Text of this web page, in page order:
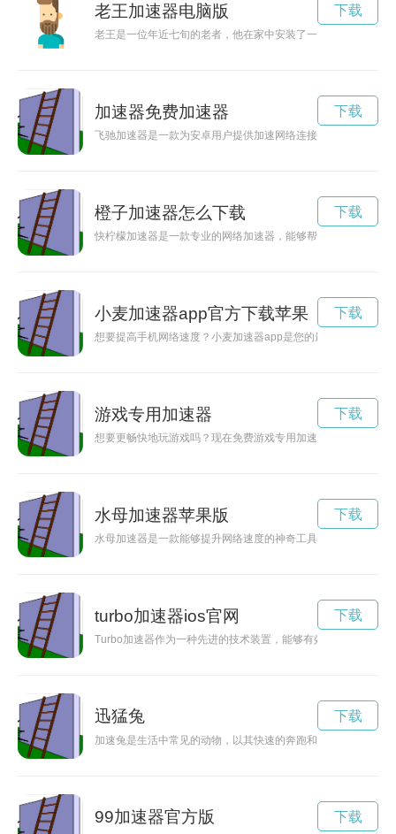
老王加速器电脑版
老王是一位年近七旬的老者，他在家中安装了一台神奇的加速
下载
加速器免费加速器
飞驰加速器是一款为安卓用户提供加速网络连接的工具，其官
下载
橙子加速器怎么下载
快柠檬加速器是一款专业的网络加速器，能够帮助用户在网络
下载
小麦加速器app官方下载苹果
想要提高手机网络速度？小麦加速器app是您的最佳选择！现在
下载
游戏专用加速器
想要更畅快地玩游戏吗？现在免费游戏专用加速器为您提供最
下载
水母加速器苹果版
水母加速器是一款能够提升网络速度的神奇工具，通过其独特
下载
turbo加速器ios官网
Turbo加速器作为一种先进的技术装置，能够有效提升引擎性
下载
迅猛兔
加速兔是生活中常见的动物，以其快速的奔跑和高效的移动而
下载
99加速器官方版 下载